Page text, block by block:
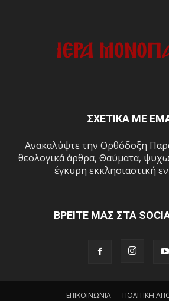
ΣΧΕΤΙΚΑ ΜΕ
Ανακαλύψτε την Ορθόδοξη
θεολογικά άρθρα, Θαύματα,
έγκυρη εκκλησιαστική
ΒΡΕΙΤΕ ΜΑΣ ΣΤΑ
ΕΠΙΚΟΙΝΩΝΙΑ ΠΟΛΙΤΙΚΗ